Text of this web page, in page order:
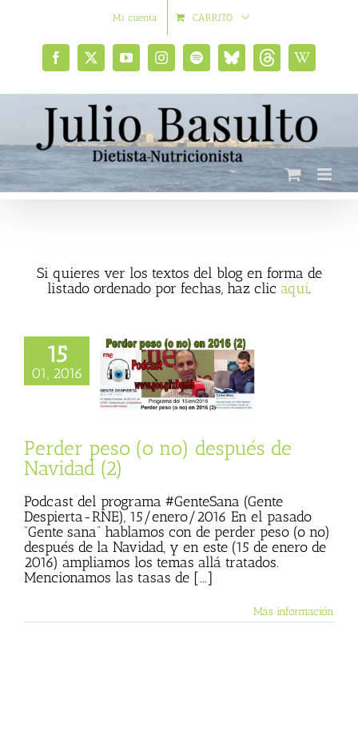
Mi cuenta CARRITO
Facebook
X YouTubeInstagramSpotifyBluesky
social
ThreadsWikipedia
Si quieres ver los textos del blog en forma de
listado ordenado por fechas, haz clic aquí.
15
01, 2016
peso (o no)
Perder peso (o no) después de
Navidad (2)
Podcast del programa #GenteSana (Gente
Despierta-RNE), 15/enero/2016 En el pasado
“Gente sana” hablamos con de perder peso (o no)
después de la Navidad, y en este (15 de enero de
2016) ampliamos los temas allá tratados.
Mencionamos las tasas de [...]
Más información